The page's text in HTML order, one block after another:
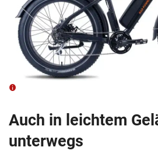
Auch in leichtem
unterwegs